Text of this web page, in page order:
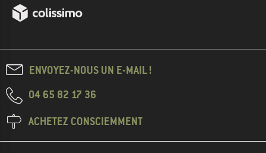
ENVOYEZ-NOUS UN E-MAIL !
04 65 82 17 36
ACHETEZ CONSCIEMMENT